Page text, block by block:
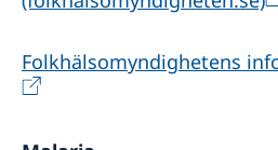
Folkhälsomyndighetens